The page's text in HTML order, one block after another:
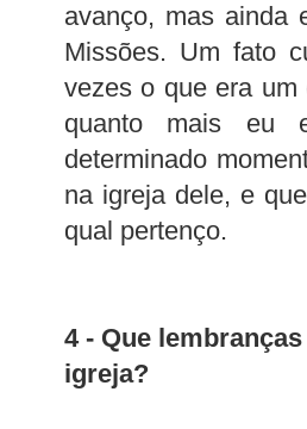
avanço, mas ainda
Missões. Um fato
vezes o que era
quanto mais eu
determinado
na igreja dele, e
qual pertenço.
4 - Que
igreja?